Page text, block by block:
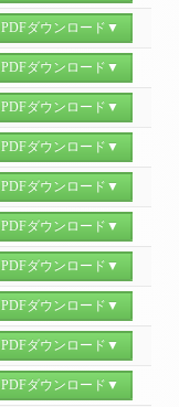
PDFダウンロード▼
PDFダウンロード▼
PDFダウンロード▼
PDFダウンロード▼
PDFダウンロード▼
PDFダウンロード▼
PDFダウンロード▼
PDFダウンロード▼
PDFダウンロード▼
PDFダウンロード▼